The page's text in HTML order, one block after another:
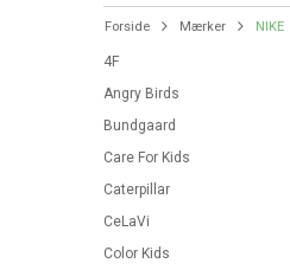
Forside Mærker NIKE
4F
Angry Birds
Bundgaard
Care For Kids
Caterpillar
CeLaVi
Color Kids